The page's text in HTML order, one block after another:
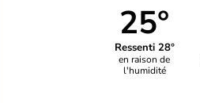
25°
Ressenti 28°
en raison de
l'humidité